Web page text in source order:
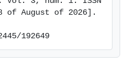
of August of 2026].
192649